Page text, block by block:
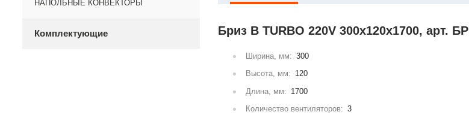
НАПОЛЬНЫЕ КОНВЕКТОРЫ
Комплектующие Бриз В TURBO 220V 300х120х1700, арт.
Ширина, мм: 300
Высота, мм: 120
Длина, мм: 1700
Количество вентиляторов: 3